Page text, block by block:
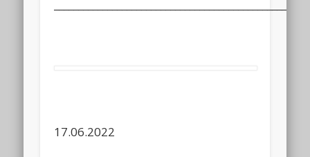
17.06.2022